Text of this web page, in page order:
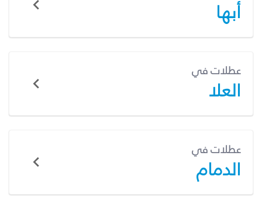
أبها
عطلات في
العلا
عطلات في
الدمام